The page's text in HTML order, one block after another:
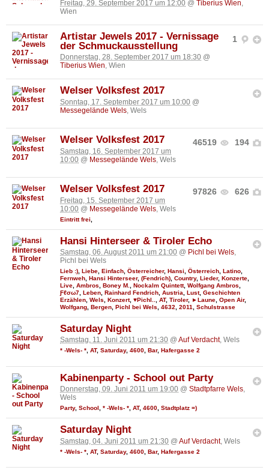
Freitag, 29. September 2017 um 12:00 @ Tiberius Wien,
Wien
1
Artistar Jewels 2017 - Vernissage
der Schmuckausstellung
Donnerstag, 28. September 2017 um 18:30 @
Tiberius Wien, Wien
Welser Volksfest 2017
Sonntag, 17. September 2017 um 10:00 @
Messegelände Wels , Wels
46519 194
Welser Volksfest 2017
Samstag, 16. September 2017 um
10:00 @ Messegelände Wels , Wels
97826 626
Welser Volksfest 2017
Freitag, 15. September 2017 um
10:00 @ Messegelände Wels , Wels
Eintritt frei
Hansi Hinterseer & Tiroler Echo
Samstag, 06. August 2011 um 21:00 @ Pichl bei Wels,
Pichl bei Wels
Lieb :) Liebe Einfach Österreicher, Hansi Österreich Latino
Fernweh Hansi Hinterseer, (Fendrich) Country, Lieder, Konzerte
Live Ambros Boney M. Nockalm Quintett, Wolfgang Ambros
Ƒℓσω7 Leben Rainhard Fendrich Austria Lust, Geschichten
Erzählen Wels Konzert, ♥Pichl.. AT, Tiroler, ►Laune Open Air,
Wolfgang Bergen Pichl bei Wels 4632 2011 Schulstrasse
Saturday Night
Samstag, 11. Juni 2011 um 21:30 @ Auf Verdacht, Wels
* -Wels- *, AT, Saturday, 4600, Bar, Hafergasse 2
Kabinenparty - School out Party
Donnerstag, 09. Juni 2011 um 19:00 @ Stadtpfarre Wels,
Wels
Party, School , * -Wels- *, AT, 4600, Stadtplatz =)
Saturday Night
Samstag, 04. Juni 2011 um 21:30 @ Auf Verdacht, Wels
* -Wels- * AT, Saturday, 4600 Bar, Hafergasse 2